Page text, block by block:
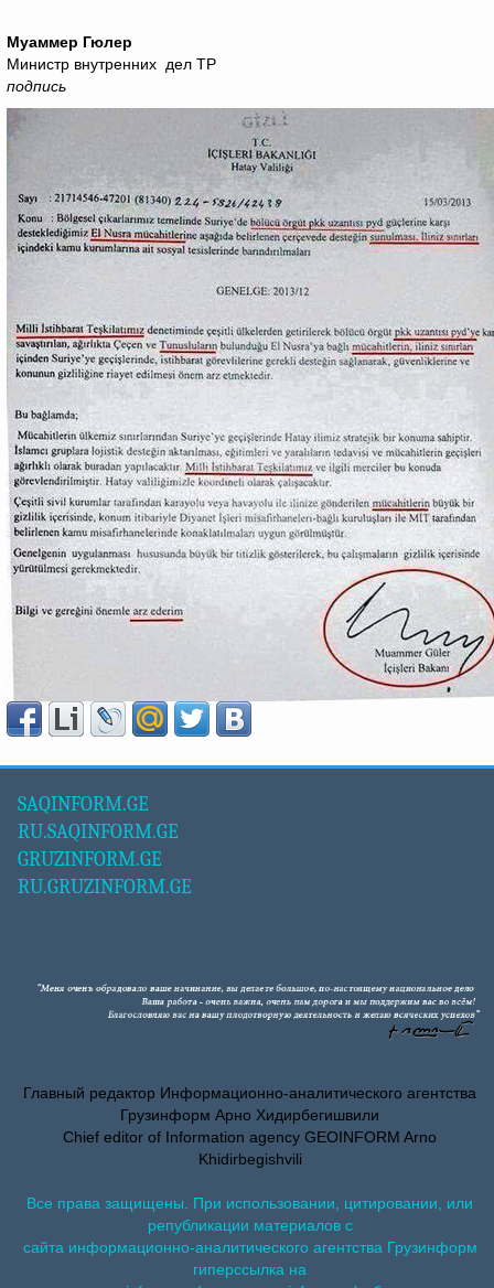
Муаммер Гюлер
Министр внутренних дел ТР
подпись
SAQINFORM.GE
RU.SAQINFORM.GE
GRUZINFORM.GE
RU.GRUZINFORM.GE
Главный редактор Информационно-аналитического агентства
Грузинформ Арно Хидирбегишвили
Chief editor of Information agency GEOINFORM Arno
Khidirbegishvili
Все права защищены. При использовании, цитировании, или
републикации материалов с
сайта информационно-аналитического агентства Грузинформ
гиперссылка на